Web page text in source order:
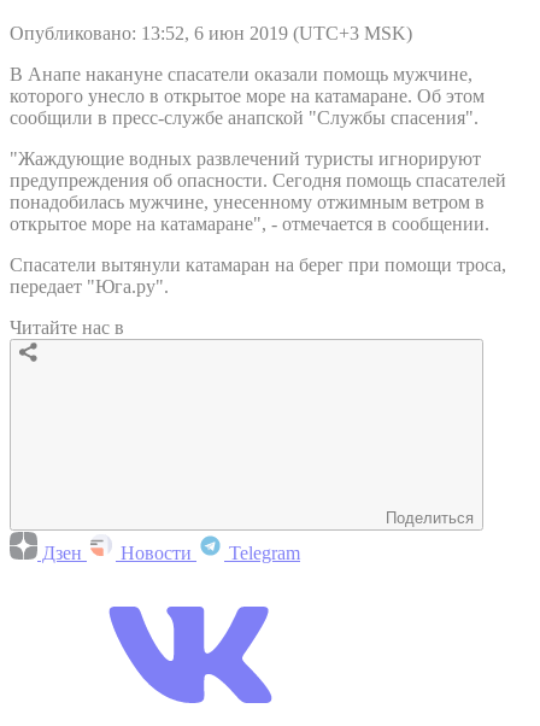
Опубликовано: 13:52, 6 июн 2019 (UTC+3 MSK)
В Анапе накануне спасатели оказали помощь мужчине,
которого унесло в открытое море на катамаране. Об этом
сообщили в пресс-службе анапской "Службы спасения".
"Жаждующие водных развлечений туристы игнорируют
предупреждения об опасности. Сегодня помощь спасателей
понадобилась мужчине, унесенному отжимным ветром в
открытое море на катамаране", - отмечается в сообщении.
Спасатели вытянули катамаран на берег при помощи троса,
передает "Юга.ру".
Читайте нас в
Поделиться
Дзен Новости Telegram